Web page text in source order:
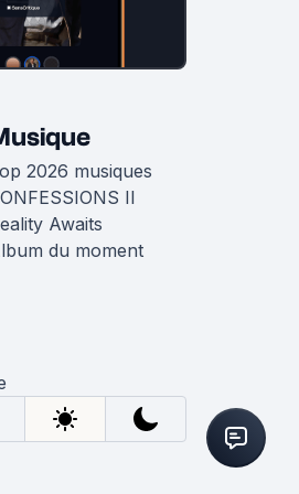
2026 musiques
II
Awaits
du moment